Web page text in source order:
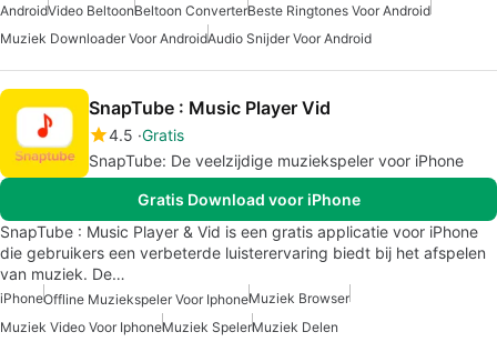
AndroidVideo BeltoonBeltoon ConverterBeste Ringtones Voor Android
Muziek Downloader Voor AndroidAudio Snijder Voor Android
SnapTube : Music Player Vid
4.5 Gratis
SnapTube: De veelzijdige muziekspeler voor iPhone
Gratis Download voor iPhone
SnapTube : Music Player & Vid is een gratis applicatie voor iPhone
die gebruikers een verbeterde luisterervaring biedt bij het afspelen
van muziek. De…
iPhoneOffline Muziekspeler Voor IphoneMuziek Browser
Muziek Video Voor IphoneMuziek SpelerMuziek Delen